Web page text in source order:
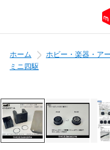
ホーム ホビー・楽器・ア
ミニ四駆